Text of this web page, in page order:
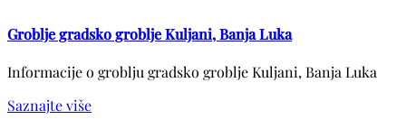
Groblje gradsko groblje Kuljani, Banja Luka
Informacije o groblju gradsko groblje Kuljani, Banja Luka
Saznajte više